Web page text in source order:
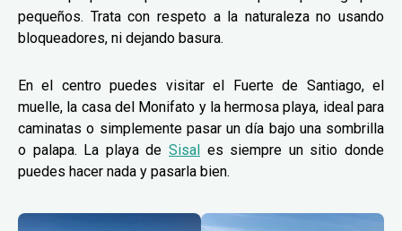
pequeños. Trata con respeto a la naturaleza no usando
bloqueadores, ni dejando basura.
En el centro puedes visitar el Fuerte de Santiago, el
muelle, la casa del Monifato y la hermosa playa, ideal para
caminatas o simplemente pasar un día bajo una sombrilla
o palapa. La playa de Sisal es siempre un sitio donde
puedes hacer nada y pasarla bien.